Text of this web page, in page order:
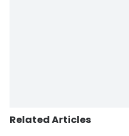
Related Articles